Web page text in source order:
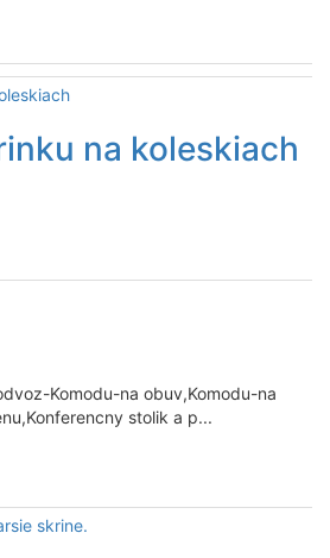
na koleskiach
Komodu-na obuv,Komodu-na
stolik a p...